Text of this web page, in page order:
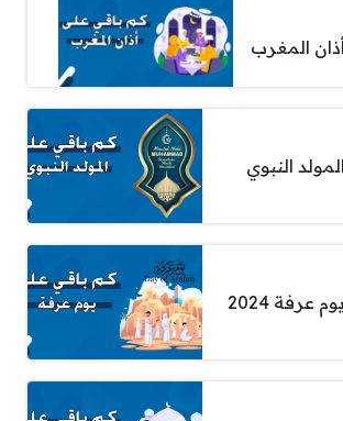
المغرب
النبوي
كم باقي على يوم عرفة 2024